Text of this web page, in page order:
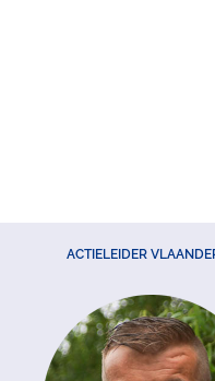
ACTIELEIDER